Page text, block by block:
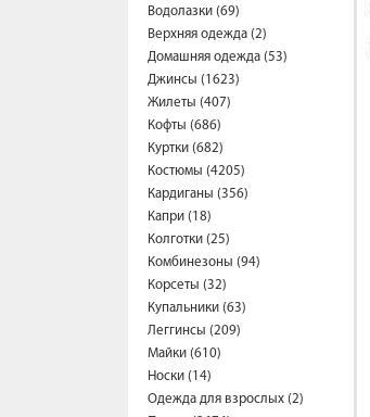
Водолазки (69)
Верхняя одежда (2)
Домашняя одежда (53)
Джинсы (1623)
Жилеты (407)
Кофты (686)
Куртки (682)
Костюмы (4205)
Кардиганы (356)
Капри (18)
Колготки (25)
Комбинезоны (94)
Корсеты (32)
Купальники (63)
Леггинсы (209)
Майки (610)
Носки (14)
Одежда для взрослых (2)